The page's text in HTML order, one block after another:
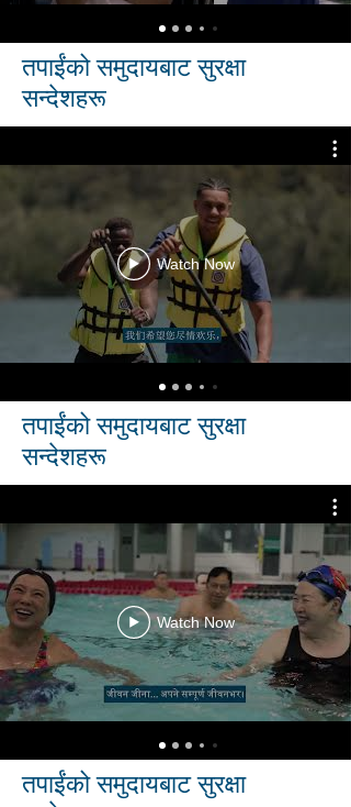
तपाईंको समुदायबाट सुरक्षा
सन्देशहरू
Watch Now
तपाईंको समुदायबाट सुरक्षा
सन्देशहरू
Watch Now
तपाईंको समुदायबाट सुरक्षा